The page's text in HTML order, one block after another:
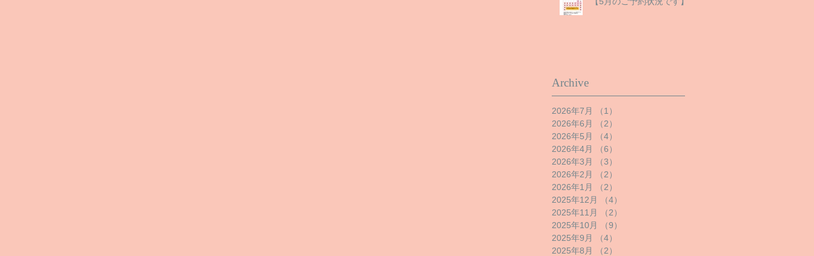
Archive
2026年7月 （1）
2026年6月
（2）
2026年5月
（4）
2026年4月
（6）
2026年3月
（3）
2026年2月
（2）
2026年1月
（2）
2025年12月
（4）
2025年11月
（2）
2025年10月
（9）
2025年9月
（4）
2025年8月
（2）